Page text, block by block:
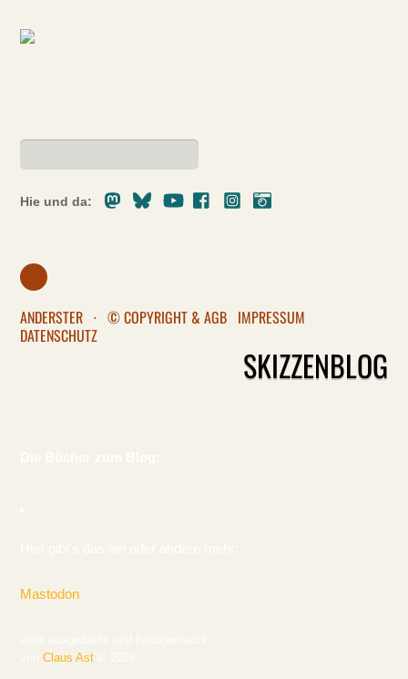
Hie und da:
MastodonBlueskyYoutubeFacebookInstagram
ANDERSTER · © COPYRIGHT & AGB IMPRESSUM
DATENSCHUTZ
SKIZZENBLOG
Mastodon
vonClaus Ast